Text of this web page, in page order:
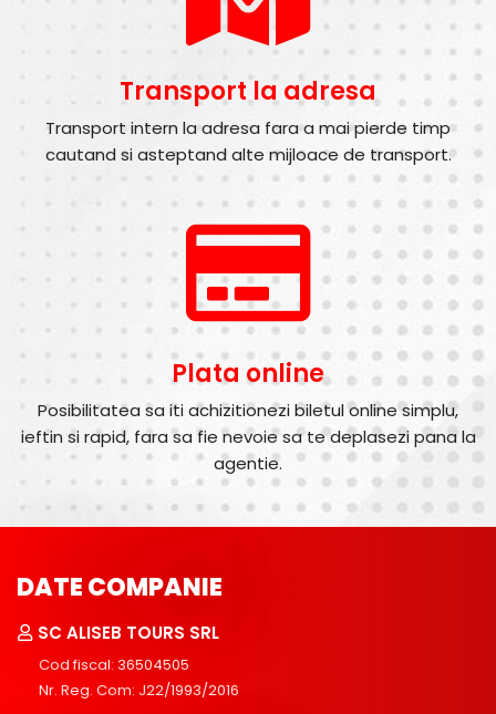
Transport la adresa
Transport intern la adresa fara a mai pierde timp
cautand si asteptand alte mijloace de transport.
Plata online
Posibilitatea sa iti achizitionezi biletul online simplu,
ieftin si rapid, fara sa fie nevoie sa te deplasezi pana la
agentie.
DATE COMPANIE
SC ALISEB TOURS SRL
Cod fiscal: 36504505
Nr. Reg. Com: J22/1993/2016